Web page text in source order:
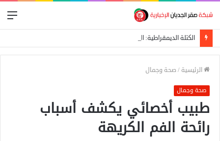
الرئيسية / صحة وجمال
صحة وجمال
طبيب أخصائي يكشف أسباب
رائحة الفم الكريهة